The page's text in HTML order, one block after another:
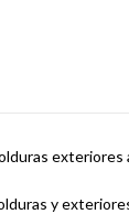
exteriores
y